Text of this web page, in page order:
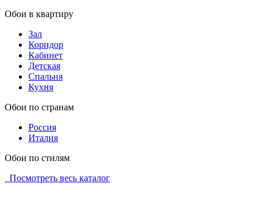
Обои в квартиру
Зал
Коридор
Кабинет
Детская
Спальня
Кухня
Обои по странам
Россия
Италия
Обои по стилям
Посмотреть весь каталог